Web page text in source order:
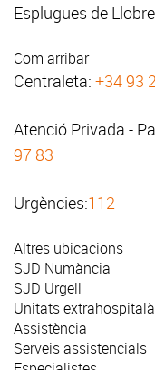
Esplugues de
Com arribar
Centraleta: +34 93
Atenció Privada -
97 83
Urgències:112
Altres ubicacions
SJD Numància
SJD Urgell
Unitats
Assistència
Serveis assistencials